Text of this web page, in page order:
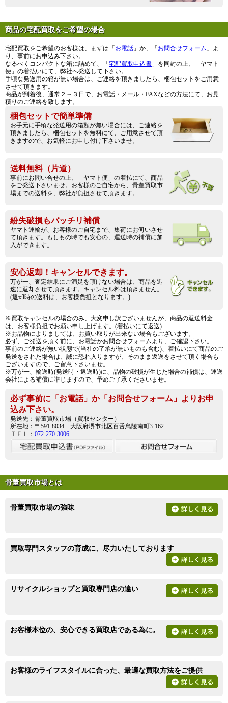
商品の宅配買取をご希望の場合
宅配買取をご希望のお客様は、まずは「 お電話 」か、「 お問合せフォーム 」よ
り、事前にお申込み下さい。
なるべくコンパクトな箱に詰めて、「 宅配買取申込書 」を同封の上、「ヤマト
便」の着払いにて、弊社へ発送して下さい。
手頃な発送用の箱が無い場合は、ご連絡を頂きましたら、梱包セットをご用意
させて頂きます。
商品が到着後、通常２～３日で、お電話・メール・FAXなどの方法にて、お見
積りのご連絡を致します。
梱包セットで簡単準備
お手元に手頃な発送用の箱類が無い場合には、ご連絡を
頂きましたら、梱包セットを無料にて、ご用意させて頂
きますので、お気軽にお申し付け下さいませ。
送料無料（片道）
事前にお問い合せの上、「ヤマト便」の着払にて、商品
をご発送下さいませ。お客様のご自宅から、骨董買取市
場までの送料を、弊社が負担させて頂きます。
紛失破損もバッチリ補償
ヤマト運輸が、お客様のご自宅まで、集荷にお伺いさせ
て頂きます。もしもの時でも安心の、運送時の補償に加
入ができます。
安心返却！キャンセルできます。
万が一、査定結果にご満足を頂けない場合は、商品を迅
速に返却させて頂きます。キャンセル料は頂きません。
(返却時の送料は、お客様負担となります。)
※買取キャンセルの場合のみ、大変申し訳ございませんが、商品の返送料金
は、お客様負担でお願い申し上げます。(着払いにて返送)
※お品物によりましては、お買い取りが出来ない場合もございます。
必ず、ご発送を頂く前に、お電話かお問合せフォームより、ご確認下さい。
事前のご連絡が無い状態で(当社の了承が無いものも含む)、着払いにて商品のご
発送をされた場合は、誠に恐れ入りますが、そのまま返送をさせて頂く場合も
ございますので、ご留意下さいませ。
※万が一、輸送時(発送時・返送時)に、品物の破損が生じた場合の補償は、運送
会社による補償に準じますので、予めご了承くださいませ。
必ず事前に「お電話」か「お問合せフォーム」よりお申
込み下さい。
発送先：骨董買取市場（買取センター）
所在地：〒591-8034 大阪府堺市北区百舌鳥陵南町3-162
ＴＥＬ： 072-270-3006
骨董買取市場とは
骨董買取市場の強味
買取専門スタッフの育成に、尽力いたしております
リサイクルショップと買取専門店の違い
お客様本位の、安心できる買取店である為に。
お客様のライフスタイルに合った、最適な買取方法をご提供